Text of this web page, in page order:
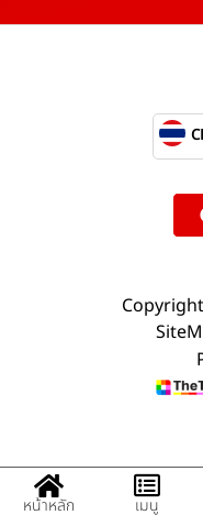
หน้าหลัก เมนู